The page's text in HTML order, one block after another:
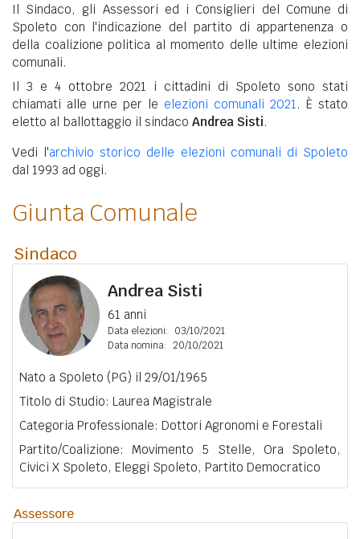
Il Sindaco, gli Assessori ed i Consiglieri del Comune di
Spoleto con l'indicazione del partito di appartenenza o
della coalizione politica al momento delle ultime elezioni
comunali.
Il 3 e 4 ottobre 2021 i cittadini di Spoleto sono stati
chiamati alle urne per le elezioni comunali 2021 . È stato
eletto al ballottaggio il sindaco Andrea Sisti.
Vedi l'archivio storico delle elezioni comunali di Spoleto
dal 1993 ad oggi.
Giunta Comunale
Sindaco
Andrea Sisti
61 anni
Data elezioni:
03/10/2021
Data nomina: 20/10/2021
Nato a Spoleto (PG) il 29/01/1965
Titolo di Studio: Laurea Magistrale
Categoria Professionale: Dottori Agronomi e Forestali
Partito/Coalizione: Movimento 5 Stelle, Ora Spoleto,
Civici X Spoleto, Eleggi Spoleto, Partito Democratico
Assessore